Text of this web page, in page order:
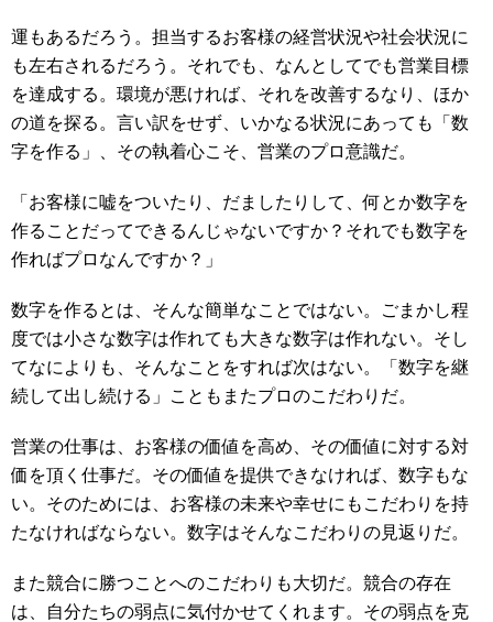
運もあるだろう。担当するお客様の経営状況や社会状況に
も左右されるだろう。それでも、なんとしてでも営業目標
を達成する。環境が悪ければ、それを改善するなり、ほか
の道を探る。言い訳をせず、いかなる状況にあっても「数
字を作る」、その執着心こそ、営業のプロ意識だ。
「お客様に嘘をついたり、だましたりして、何とか数字を
作ることだってできるんじゃないですか？それでも数字を
作ればプロなんですか？」
数字を作るとは、そんな簡単なことではない。ごまかし程
度では小さな数字は作れても大きな数字は作れない。そし
てなによりも、そんなことをすれば次はない。「数字を継
続して出し続ける」こともまたプロのこだわりだ。
営業の仕事は、お客様の価値を高め、その価値に対する対
価を頂く仕事だ。その価値を提供できなければ、数字もな
い。そのためには、お客様の未来や幸せにもこだわりを持
たなければならない。数字はそんなこだわりの見返りだ。
また競合に勝つことへのこだわりも大切だ。競合の存在
は、自分たちの弱点に気付かせてくれます。その弱点を克